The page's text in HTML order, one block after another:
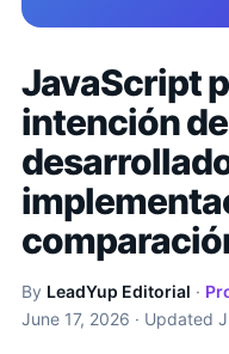
JavaScript
intención
By LeadYup Editorial ·
June 17, 2026 · Updated